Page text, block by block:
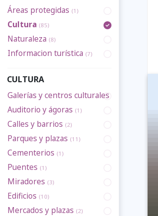
Áreas protegidas (1)
Cultura (85)
Naturaleza (8)
Informacion turística (7)
CULTURA
Galerías y centros culturales
Auditorio y ágoras (1)
Calles y barrios (2)
Parques y plazas (11)
Cementerios (1)
Puentes (1)
Miradores (3)
Edificios (10)
Mercados y plazas (2)